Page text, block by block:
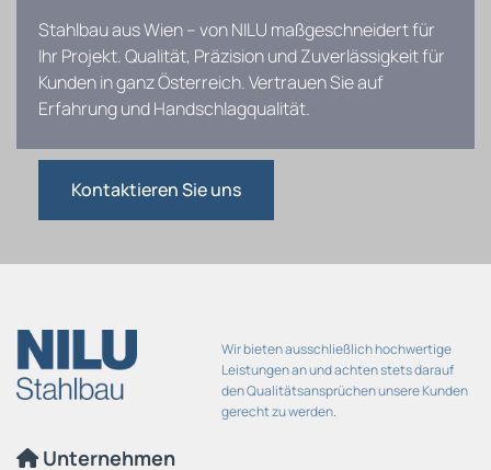
Stahlbau aus Wien – von NILU maßgeschneidert für
Ihr Projekt. Qualität, Präzision und Zuverlässigkeit für
Kunden in ganz Österreich. Vertrauen Sie auf
Erfahrung und Handschlagqualität.
Kontaktieren Sie uns
Wir bieten ausschließlich hochwertige
Leistungen an und achten stets darauf
den Qualitätsansprüchen unsere Kunden
gerecht zu werden.
 Unternehmen